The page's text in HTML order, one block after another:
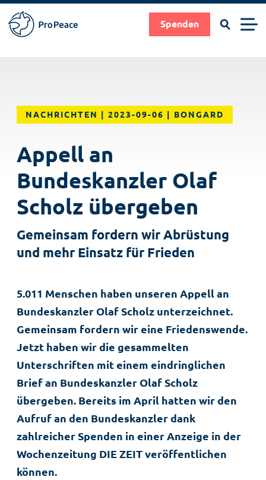
braucht
Spenden SuchenMenü
NACHRICHTEN 2023-09-06 BONGARD
Appell an
Bundeskanzler Olaf
Scholz übergeben
Gemeinsam fordern wir Abrüstung
und mehr Einsatz für Frieden
5.011 Menschen haben unseren Appell an
Bundeskanzler Olaf Scholz unterzeichnet.
Gemeinsam fordern wir eine Friedenswende.
Jetzt haben wir die gesammelten
Unterschriften mit einem eindringlichen
Brief an Bundeskanzler Olaf Scholz
übergeben. Bereits im April hatten wir den
Aufruf an den Bundeskanzler dank
zahlreicher Spenden in einer Anzeige in der
Wochenzeitung DIE ZEIT veröffentlichen
können.